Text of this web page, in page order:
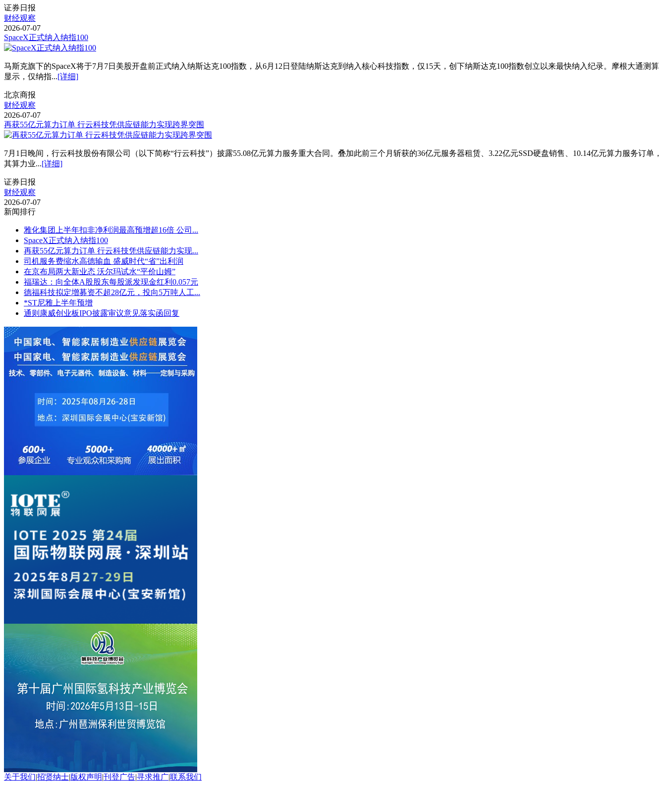
证券日报
财经观察
2026-07-07
SpaceX正式纳入纳指100
马斯克旗下的SpaceX将于7月7日美股开盘前正式纳入纳斯达克100指数，从6月12日登陆纳斯达克到纳入核心科技指数，仅15天，创下纳斯达克100指数创立以来最快纳入纪录。摩根大通测算
显示，仅纳指...[详细]
北京商报
财经观察
2026-07-07
再获55亿元算力订单 行云科技凭供应链能力实现跨界突围
7月1日晚间，行云科技股份有限公司（以下简称“行云科技”）披露55.08亿元算力服务重大合同。叠加此前三个月斩获的36亿元服务器租赁、3.22亿元SSD硬盘销售、10.14亿元算力服务订单，
其算力业...[详细]
证券日报
财经观察
2026-07-07
新闻排行
雅化集团上半年扣非净利润最高预增超16倍 公司...
SpaceX正式纳入纳指100
再获55亿元算力订单 行云科技凭供应链能力实现...
司机服务费缩水高德输血 盛威时代“省”出利润
在京布局两大新业态 沃尔玛试水“平价山姆”
福瑞达：向全体A股股东每股派发现金红利0.057元
德福科技拟定增募资不超28亿元，投向5万吨人工...
*ST尼雅上半年预增
通则康威创业板IPO披露审议意见落实函回复
关于我们|招贤纳士|版权声明|刊登广告|寻求推广|联系我们